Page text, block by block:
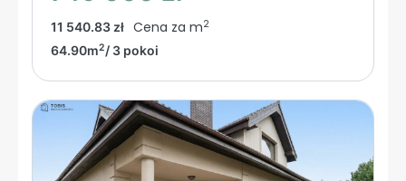
11 540.83 zł Cena za m2
64.90m2/ 3 pokoi